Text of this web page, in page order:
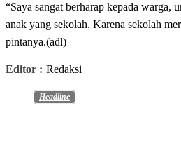
“Saya sangat berharap kepada warga,
anak yang sekolah. Karena sekolah
pintanya.(adl)
Editor : Redaksi
Headline